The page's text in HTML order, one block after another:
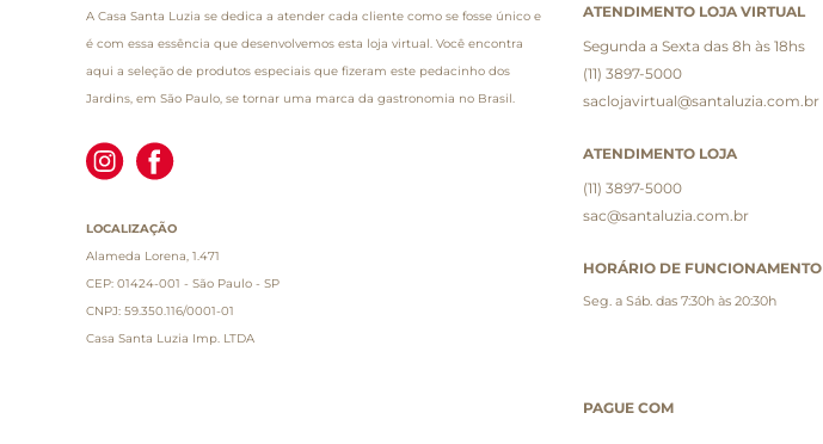
A Casa Santa Luzia se dedica a atender cada cliente como se fosse único e
é com essa essência que desenvolvemos esta loja virtual. Você encontra
aqui a seleção de produtos especiais que fizeram este pedacinho dos
Jardins, em São Paulo, se tornar uma marca da gastronomia no Brasil.
LOCALIZAÇÃO
Alameda Lorena, 1.471
CEP: 01424-001 - São Paulo - SP
CNPJ: 59.350.116/0001-01
Casa Santa Luzia Imp. LTDA
ATENDIMENTO LOJA VIRTUAL
Segunda a Sexta das 8h às 18hs
(11) 3897-5000
saclojavirtual@santaluzia.com.br
ATENDIMENTO LOJA
(11) 3897-5000
sac@santaluzia.com.br
HORÁRIO DE FUNCIONAMENTO
Seg. a Sáb. das 7:30h às 20:30h
PAGUE COM